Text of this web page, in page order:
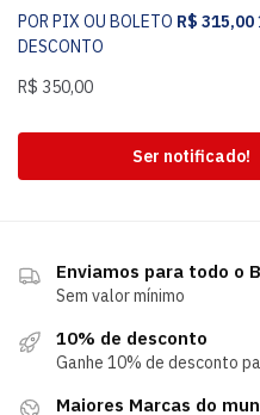
POR PIX OU BOLETO R$ 315,00
DESCONTO
R$ 350,00
Ser notificado!
Enviamos para todo o
Sem valor mínimo
10% de desconto
Ganhe 10% de desconto
Maiores Marcas do